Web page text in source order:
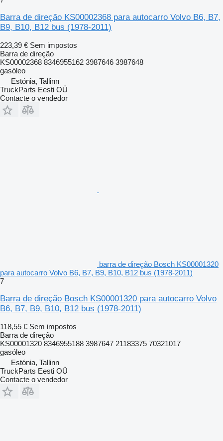
Barra de direção KS00002368 para autocarro Volvo B6, B7,
B9, B10, B12 bus (1978-2011)
223,39 € Sem impostos
Barra de direção
KS00002368 8346955162 3987646 3987648
gasóleo
Estónia, Tallinn
TruckParts Eesti OÜ
Contacte o vendedor
barra de direção Bosch KS00001320
para autocarro Volvo B6, B7, B9, B10, B12 bus (1978-2011)
7
Barra de direção Bosch KS00001320 para autocarro Volvo
B6, B7, B9, B10, B12 bus (1978-2011)
118,55 € Sem impostos
Barra de direção
KS00001320 8346955188 3987647 21183375 70321017
gasóleo
Estónia, Tallinn
TruckParts Eesti OÜ
Contacte o vendedor